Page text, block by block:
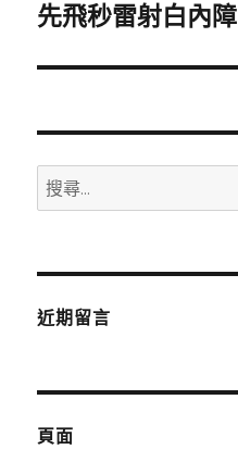
一
文
先飛秒雷射白內障
搜
尋
鍵
近期留言
頁面